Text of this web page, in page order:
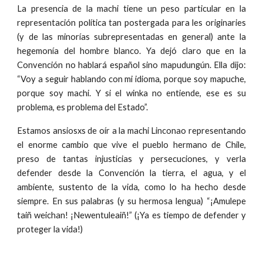
La presencia de la machi tiene un peso particular en la
representación política tan postergada para les originaries
(y de las minorías subrepresentadas en general) ante la
hegemonía del hombre blanco. Ya dejó claro que en la
Convención no hablará español sino mapudungún. Ella dijo:
“Voy a seguir hablando con mi idioma, porque soy mapuche,
porque soy machi. Y si el winka no entiende, ese es su
problema, es problema del Estado”.
Estamos ansiosxs de oír a la machi Linconao representando
el enorme cambio que vive el pueblo hermano de Chile,
preso de tantas injusticias y persecuciones, y verla
defender desde la Convención la tierra, el agua, y el
ambiente, sustento de la vida, como lo ha hecho desde
siempre. En sus palabras (y su hermosa lengua) “¡Amulepe
taiñ weichan! ¡Newentuleaiñ!” (¡Ya es tiempo de defender y
proteger la vida!)